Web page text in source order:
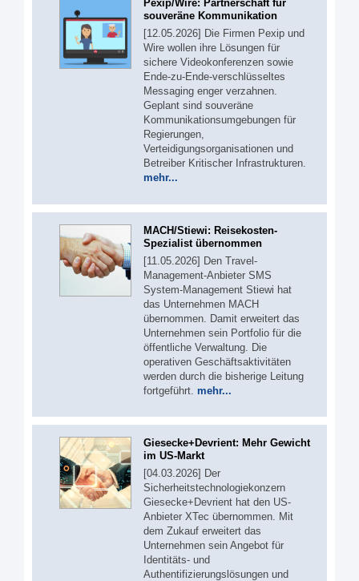
Pexip/Wire: Partnerschaft für
souveräne Kommunikation
[12.05.2026] Die Firmen Pexip und
Wire wollen ihre Lösungen für
sichere Videokonferenzen sowie
Ende-zu-Ende-verschlüsseltes
Messaging enger verzahnen.
Geplant sind souveräne
Kommunikationsumgebungen für
Regierungen,
Verteidigungsorganisationen und
Betreiber Kritischer Infrastrukturen.
mehr...
MACH/Stiewi: Reisekosten-
Spezialist übernommen
[11.05.2026] Den Travel-
Management-Anbieter SMS
System-Management Stiewi hat
das Unternehmen MACH
übernommen. Damit erweitert das
Unternehmen sein Portfolio für die
öffentliche Verwaltung. Die
operativen Geschäftsaktivitäten
werden durch die bisherige Leitung
fortgeführt. mehr...
Giesecke+Devrient: Mehr Gewicht
im US-Markt
[04.03.2026] Der
Sicherheitstechnologiekonzern
Giesecke+Devrient hat den US-
Anbieter XTec übernommen. Mit
dem Zukauf erweitert das
Unternehmen sein Angebot für
Identitäts- und
Authentifizierungslösungen und